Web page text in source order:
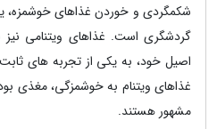
شکمگردی و خوردن غذاهای خوشمزه،
گردشگری است. غذاهای ویتنامی
اصیل خود، به یکی از تجربه های
غذاهای ویتنام به خوشمزگی، مغذی
مشهور هستند.